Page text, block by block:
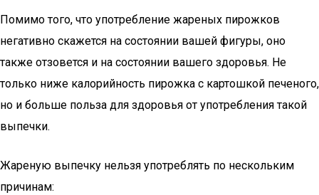
Помимо того, что употребление жареных пирожков
негативно скажется на состоянии вашей фигуры, оно
также отзовется и на состоянии вашего здоровья. Не
только ниже калорийность пирожка с картошкой печеного,
но и больше польза для здоровья от употребления такой
выпечки.
Жареную выпечку нельзя употреблять по нескольким
причинам: